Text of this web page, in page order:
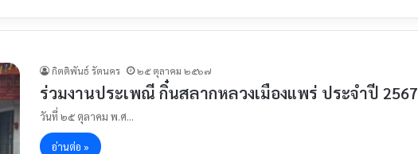
กิตติพันธ์ รัตนคร ๒๕ ตุลาคม ๒๕๖๗
ร่วมงานประเพณี กิ๋นสลากหลวงเมืองแพร่ ประจำปี 2567
วันที่ ๒๕ ตุลาคม พ.ศ…
อ่านต่อ »